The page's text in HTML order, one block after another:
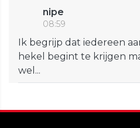
nipe
08:59
Ik begrijp dat iedereen
hekel begint te krijgen
wel...